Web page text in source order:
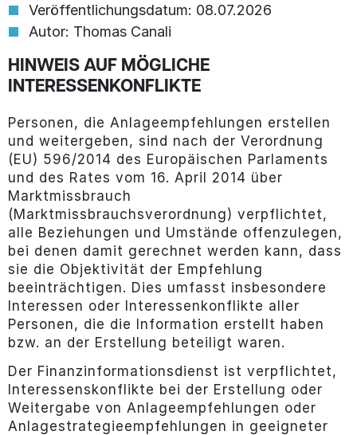
Veröffentlichungsdatum: 08.07.2026
Autor: Thomas Canali
HINWEIS AUF MÖGLICHE
INTERESSENKONFLIKTE
Personen, die Anlageempfehlungen erstellen
und weitergeben, sind nach der Verordnung
(EU) 596/2014 des Europäischen Parlaments
und des Rates vom 16. April 2014 über
Marktmissbrauch
(Marktmissbrauchsverordnung) verpflichtet,
alle Beziehungen und Umstände offenzulegen,
bei denen damit gerechnet werden kann, dass
sie die Objektivität der Empfehlung
beeinträchtigen. Dies umfasst insbesondere
Interessen oder Interessenkonflikte aller
Personen, die die Information erstellt haben
bzw. an der Erstellung beteiligt waren.
Der Finanzinformationsdienst ist verpflichtet,
Interessenskonflikte bei der Erstellung oder
Weitergabe von Anlageempfehlungen oder
Anlagestrategieempfehlungen in geeigneter